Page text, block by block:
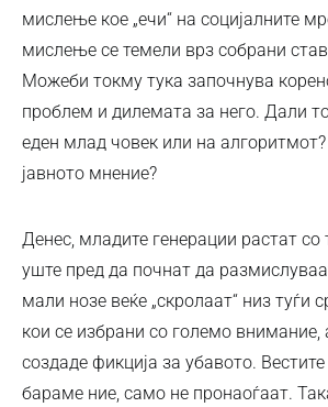
мислење кое „ечи“ на социјалните
мислење се темели врз собрани
Можеби токму тука започнува
проблем и дилемата за него. Дали
еден млад човек или на алгоритмот?
јавното мнение?
Денес, младите генерации растат со
уште пред да почнат да
мали нозе веќе „скролаат“ низ туѓи
кои се избрани со големо внимание,
создаде фикција за убавото. Вестите
бараме ние, само не пронаоѓаат.